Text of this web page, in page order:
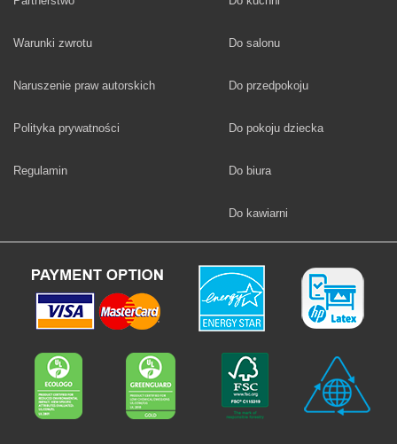
Warunki zwrotu
Naruszenie praw autorskich
Polityka prywatności
Regulamin
Fototapety
Do salonu
Fototapety
Do przedpokoju
Fototapety
Do pokoju dziecka
Fototapety
Do biura
Fototapety
Do kawiarni